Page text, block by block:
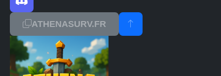
ATHENASURV.FR